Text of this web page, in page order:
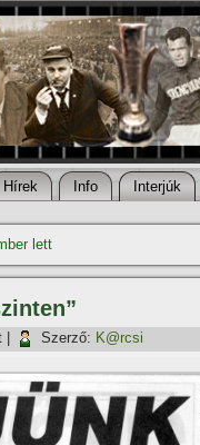
Hí­rek Info Interjúk
lett
Szerző: K@rcsi